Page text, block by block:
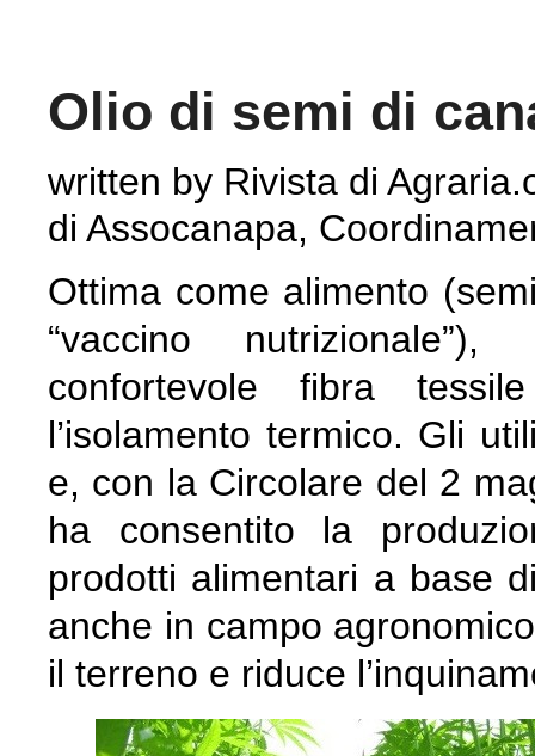
Olio di semi di
written by Rivista di
di Assocanapa,
Ottima come alimento
“vaccino
confortevole fibra
l’isolamento termico. Gli
e, con la Circolare del 2
ha consentito la
prodotti alimentari a base
anche in campo
il terreno e riduce